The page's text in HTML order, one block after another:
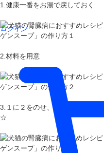
ログイン
1.健康一番をお湯で戻しておく
2.材料を用意
3.１に２をのせ、コラーゲンス
☆